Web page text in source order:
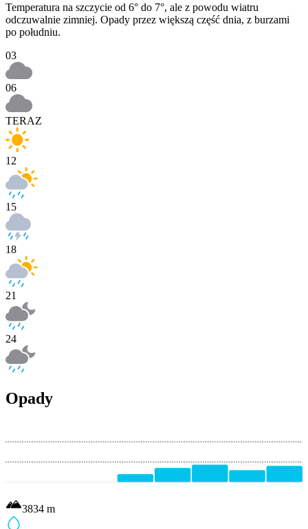
Temperatura na szczycie od 6° do 7°, ale z powodu wiatru
odczuwalnie zimniej. Opady przez większą część dnia, z burzami
po południu.
03
06
TERAZ
12
15
18
21
24
Opady
3834 m